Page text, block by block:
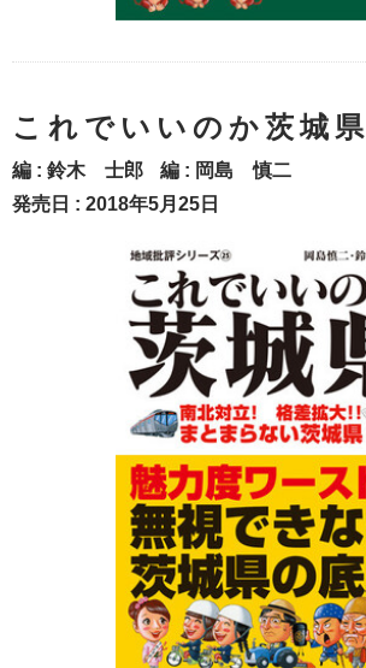
これでいいのか茨城県
編 : 鈴木 士郎 編 : 岡島 慎二
発売日 : 2018年5月25日